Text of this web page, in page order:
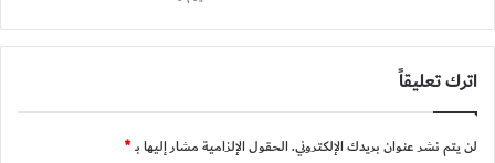
اترك تعليقاً
لن يتم نشر عنوان بريدك الإلكتروني.الحقول الإلزامية مشار إليها بـ*